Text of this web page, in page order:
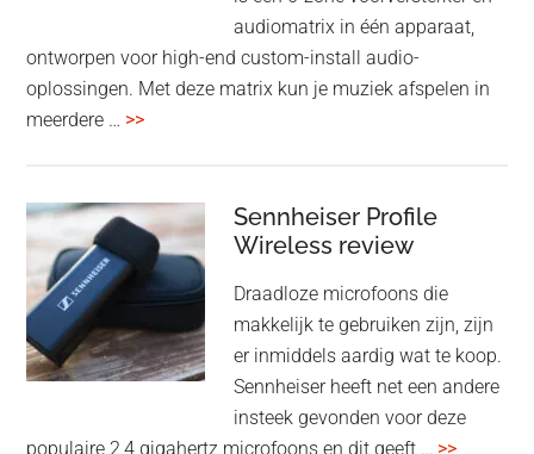
audiomatrix in één apparaat,
ontworpen voor high-end custom-install audio-
oplossingen. Met deze matrix kun je muziek afspelen in
meerdere … >>overMcIntosh
audiomatrix
voor
high-
end
multiroom
Sennheiser Profile
Wireless review
Draadloze microfoons die
makkelijk te gebruiken zijn, zijn
er inmiddels aardig wat te koop.
Sennheiser heeft net een andere
insteek gevonden voor deze
populaire 2,4 gigahertz microfoons en dit geeft … >>